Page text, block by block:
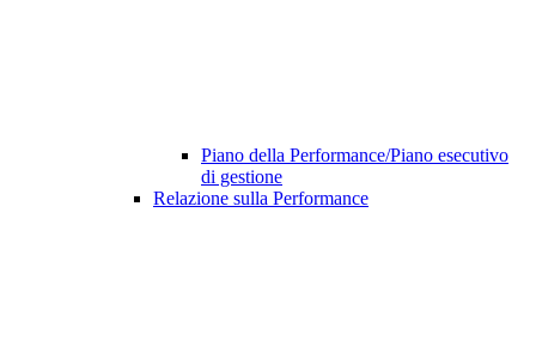
Piano della Performance/Piano esecutivo
di gestione
Relazione sulla Performance